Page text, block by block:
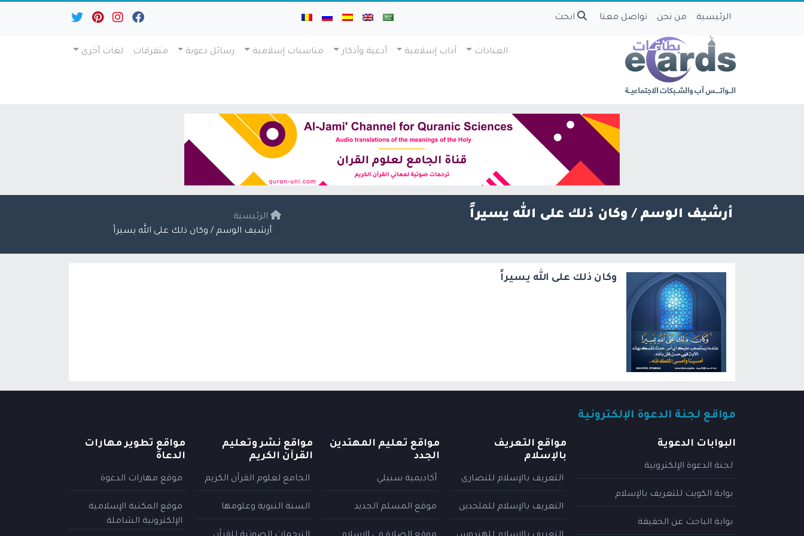
الرئيسية من نحن تواصل معنا ابحث
العبادات آداب إسلامية أدعية وأذكار مناسبات إسلامية رسائل دعوية متفرقات لغات أخرى
أرشيف الوسم / وكان ذلك على الله يسيراً
الرئيسية
أرشيف الوسم / وكان ذلك على الله يسيراً
وكان ذلك على الله يسيراً
مواقع لجنة الدعوة الإلكترونية
البوابات الدعوية
لجنة الدعوة الإلكترونية
بوابة الكويت للتعريف بالإسلام
بوابة الباحث عن الحقيقة
مواقع التعريف
بالإسلام
التعريف بالإسلام للنصارى
التعريف بالإسلام للملحدين
مواقع تعليم المهتدين
الجدد
أكاديمية سبيلي
موقع المسلم الجديد
مواقع نشر وتعليم
القرآن الكريم
الجامع لعلوم القرآن الكريم
السنة النبوية وعلومها
مواقع تطوير مهارات
الدعاة
موقع مهارات الدعوة
موقع المكتبة الإسلامية
الإلكترونية الشاملة